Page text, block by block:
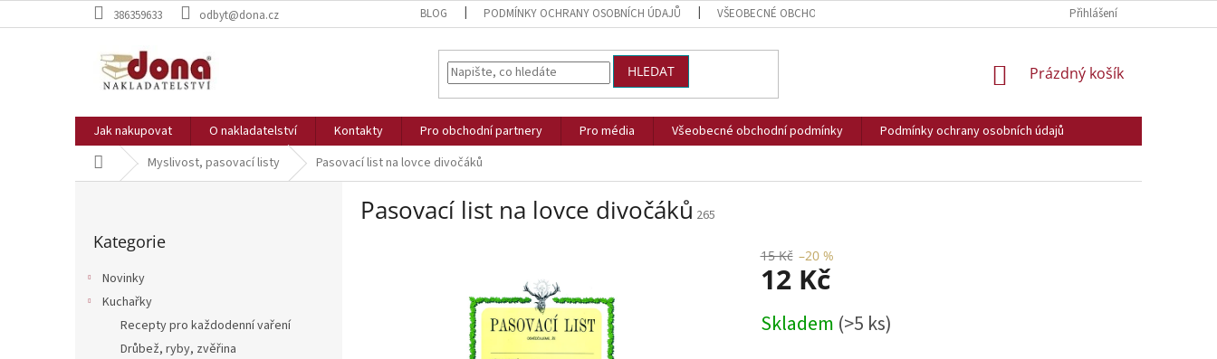
na
386359633 odbyt@dona.cz BLOG PODMÍNKY OCHRANY OSOBNÍCH ÚDAJŮ VŠEOBECNÉ OBCHODNÍ PODMÍNKY Přihlášení
HLEDAT
NÁKUPNÍ
Prázdný košík
Jak nakupovat O nakladatelství Kontakty Pro obchodní partnery Pro média Všeobecné obchodní podmínky
Podmínky ochrany osobních údajů
Domů Myslivost, pasovací listy Pasovací list na lovce divočáků
kategorie
Kategorie
Novinky
Kuchařky
Recepty pro každodenní vaření
Drůbež, ryby, zvěřina
Pasovací list na lovce divočáků 265
15 Kč –20 %
12 Kč
cena:
Skladem (>5 ks)